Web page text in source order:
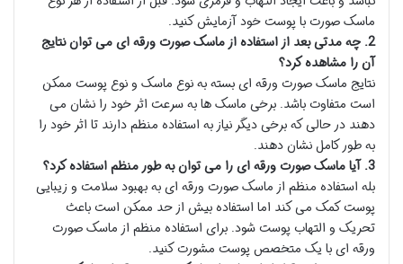
ماسک صورت با پوست خود آزمایش کنید.
2. چه مدتی بعد از استفاده از ماسک صورت ورقه ای می توان نتایج
آن را مشاهده کرد؟
نتایج ماسک صورت ورقه ای بسته به نوع ماسک و نوع پوست ممکن
است متفاوت باشد. برخی ماسک ها به سرعت اثر خود را نشان می
دهند در حالی که برخی دیگر نیاز به استفاده منظم دارند تا اثر خود را
به طور کامل نشان دهند.
3. آیا ماسک صورت ورقه ای را می توان به طور منظم استفاده کرد؟
بله استفاده منظم از ماسک صورت ورقه ای به بهبود سلامت و زیبایی
پوست کمک می کند اما استفاده بیش از حد ممکن است باعث
تحریک و التهاب پوست شود. برای استفاده منظم از ماسک صورت
ورقه ای با یک متخصص پوست مشورت کنید.